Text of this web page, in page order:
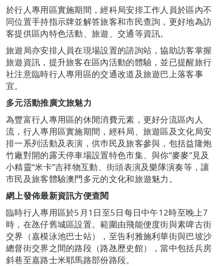
於行人專用區實施期間，經科局安排工作人員於區內不
同位置手持指示牌並解答旅客和市民查詢，更好地為訪
客提供區內特色活動、旅遊、交通等資訊。
旅遊局亦安排人員在現場設置的諮詢站，協助訪客掌握
旅遊資訊，提升旅客在區內活動的體驗，並已提醒旅行
社注意臨時行人專用區的交通改道及旅遊巴上落客事
宜。
多元活動推廣文旅魅力
為豐富行人專用區的休閒消費元素，更好分流區內人
流，行人專用區實施期間，經科局、旅遊區及文化局安
排一系列活動及表演，供巿民及旅客參與，包括益隆炮
竹廠對開的露天停車場設置特色市集、與你“麥麥”見及
小精靈“米卡”吉祥物互動、街頭表演及樂隊演奏等，讓
市民及旅客體驗澳門多元的文化和旅遊魅力。
網上發佈最新資訊方便查閱
臨時行人專用區於5月1日至5日每日中午12時至晚上7
時，在氹仔舊城區設置。範圍由飛能便度街與素啤古街
交界（嘉模泳池巴士站），至告利雅施利華街與巴坡沙
總督街交界之間的路段（路氹歷史館），當中包括兵房
斜巷至嘉路士米耶馬路部份路段。